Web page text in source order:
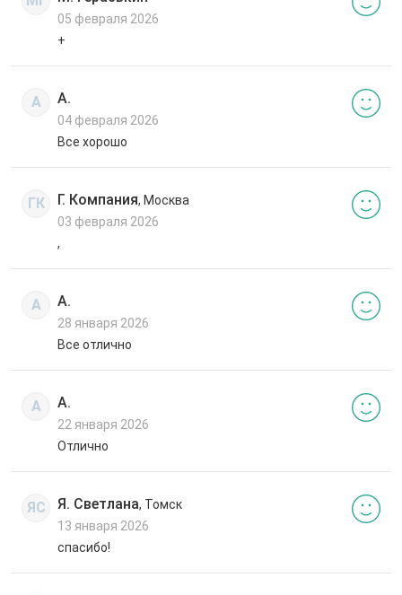
05 февраля 2026
+
А А.
04 февраля 2026
Все хорошо
ГК Г. Компания, Москва
03 февраля 2026
,
А А.
28 января 2026
Все отлично
А А.
22 января 2026
Отлично
ЯС Я. Светлана, Томск
13 января 2026
спасибо!